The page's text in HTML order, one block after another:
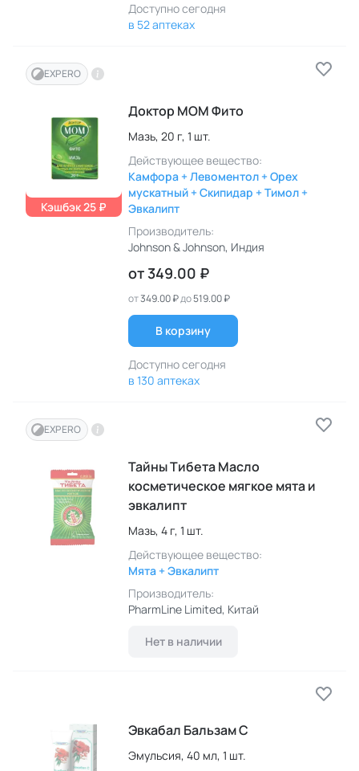
Доступно сегодня
в 52 аптеках
EXPERO
Кэшбэк 25 ₽
Доктор МОМ Фито
Мазь, 20 г, 1 шт.
Действующее вещество:
Камфора + Левоментол + Орех
мускатный + Скипидар + Тимол +
Эвкалипт
Производитель:
Johnson & Johnson, Индия
от 349.00 ₽
от349.00 ₽до519.00 ₽
В корзину
Доступно сегодня
в 130 аптеках
EXPERO
Тайны Тибета Масло
косметическое мягкое мята и
эвкалипт
Мазь, 4 г, 1 шт.
Действующее вещество:
Мята + Эвкалипт
Производитель:
PharmLine Limited, Китай
Нет в наличии
Эвкабал Бальзам С
Эмульсия, 40 мл, 1 шт.